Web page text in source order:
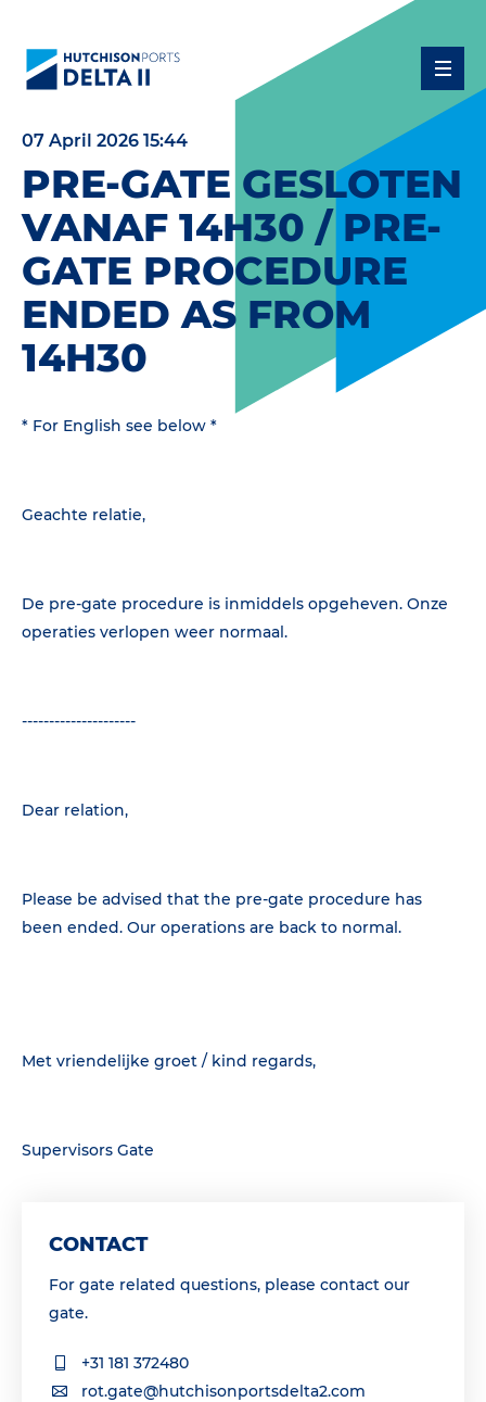
07 April 2026 15:44
PRE-GATE GESLOTEN
VANAF 14H30 / PRE-
GATE PROCEDURE
ENDED AS FROM
14H30
* For English see below *
Geachte relatie,
De pre-gate procedure is inmiddels opgeheven. Onze
operaties verlopen weer normaal.
---------------------
Dear relation,
Please be advised that the pre-gate procedure has
been ended. Our operations are back to normal.
Met vriendelijke groet / kind regards,
Supervisors Gate
CONTACT
For gate related questions, please contact our
gate.
+31 181 372480
rot.gate@hutchisonportsdelta2.com